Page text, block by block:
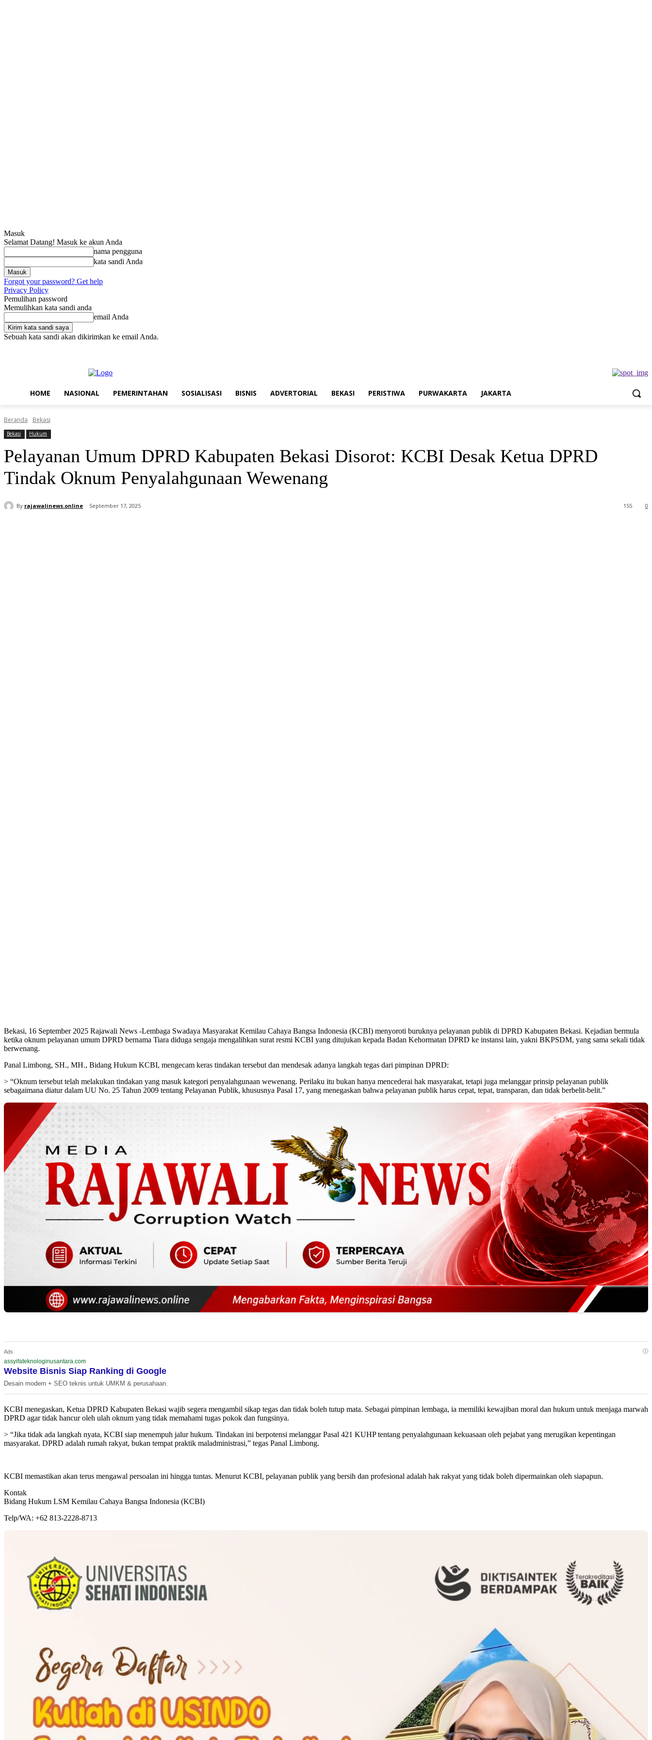
Masuk
Selamat Datang! Masuk ke akun Anda
nama pengguna
kata sandi Anda
Forgot your password? Get help
Privacy Policy
Pemulihan password
Memulihkan kata sandi anda
email Anda
Sebuah kata sandi akan dikirimkan ke email Anda.
HOME NASIONAL PEMERINTAHAN SOSIALISASI BISNIS ADVERTORIAL BEKASI PERISTIWA PURWAKARTA JAKARTA
Beranda Bekasi
Bekasi Hukum
Pelayanan Umum DPRD Kabupaten Bekasi Disorot: KCBI Desak Ketua DPRD
Tindak Oknum Penyalahgunaan Wewenang
By rajawalinews.online September 17, 2025 0
155
Bekasi, 16 September 2025 Rajawali News -Lembaga Swadaya Masyarakat Kemilau Cahaya Bangsa Indonesia (KCBI) menyoroti buruknya pelayanan publik di DPRD Kabupaten Bekasi. Kejadian bermula
ketika oknum pelayanan umum DPRD bernama Tiara diduga sengaja mengalihkan surat resmi KCBI yang ditujukan kepada Badan Kehormatan DPRD ke instansi lain, yakni BKPSDM, yang sama sekali tidak
berwenang.
Panal Limbong, SH., MH., Bidang Hukum KCBI, mengecam keras tindakan tersebut dan mendesak adanya langkah tegas dari pimpinan DPRD:
> “Oknum tersebut telah melakukan tindakan yang masuk kategori penyalahgunaan wewenang. Perilaku itu bukan hanya mencederai hak masyarakat, tetapi juga melanggar prinsip pelayanan publik
sebagaimana diatur dalam UU No. 25 Tahun 2009 tentang Pelayanan Publik, khususnya Pasal 17, yang menegaskan bahwa pelayanan publik harus cepat, tepat, transparan, dan tidak berbelit-belit.”
Ads ⓘ
assyifateknologinusantara.com
Website Bisnis Siap Ranking di Google
Desain modern + SEO teknis untuk UMKM & perusahaan.
KCBI menegaskan, Ketua DPRD Kabupaten Bekasi wajib segera mengambil sikap tegas dan tidak boleh tutup mata. Sebagai pimpinan lembaga, ia memiliki kewajiban moral dan hukum untuk menjaga marwah
DPRD agar tidak hancur oleh ulah oknum yang tidak memahami tugas pokok dan fungsinya.
> “Jika tidak ada langkah nyata, KCBI siap menempuh jalur hukum. Tindakan ini berpotensi melanggar Pasal 421 KUHP tentang penyalahgunaan kekuasaan oleh pejabat yang merugikan kepentingan
masyarakat. DPRD adalah rumah rakyat, bukan tempat praktik maladministrasi,” tegas Panal Limbong.
KCBI memastikan akan terus mengawal persoalan ini hingga tuntas. Menurut KCBI, pelayanan publik yang bersih dan profesional adalah hak rakyat yang tidak boleh dipermainkan oleh siapapun.
Kontak
Bidang Hukum LSM Kemilau Cahaya Bangsa Indonesia (KCBI)
Telp/WA: +62 813-2228-8713